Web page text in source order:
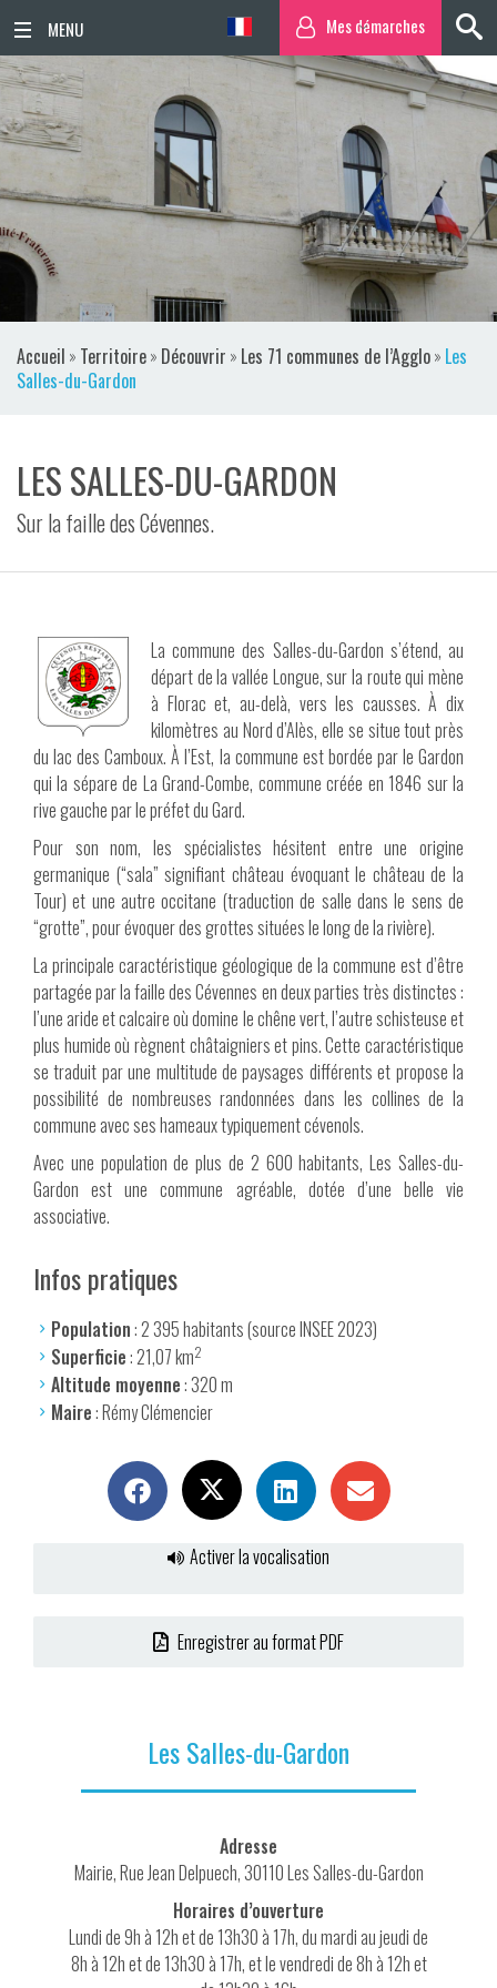
ACCUEIL
ACTUALITÉS
AGENDA
VIE QUOTIDIENNE
SORTIR / BOUGER
ESPACE PRESSE
Mes démarches
Accueil » Territoire» Découvrir » Les 71 communes de l’Agglo» Les
Salles-du-Gardon
LES SALLES-DU-GARDON
Sur la faille des Cévennes.
La commune des Salles-du-Gardon s’étend, au
départ de la vallée Longue, sur la route qui mène
à Florac et, au-delà, vers les causses. À dix
kilomètres au Nord d’Alès, elle se situe tout près
du lac des Camboux. À l’Est, la commune est bordée par le Gardon
qui la sépare de La Grand-Combe, commune créée en 1846 sur la
rive gauche par le préfet du Gard.
Pour son nom, les spécialistes hésitent entre une origine
germanique (“sala” signifiant château évoquant le château de la
Tour) et une autre occitane (traduction de salle dans le sens de
“grotte”, pour évoquer des grottes situées le long de la rivière).
La principale caractéristique géologique de la commune est d’être
partagée par la faille des Cévennes en deux parties très distinctes :
l’une aride et calcaire où domine le chêne vert, l’autre schisteuse et
plus humide où règnent châtaigniers et pins. Cette caractéristique
se traduit par une multitude de paysages différents et propose la
possibilité de nombreuses randonnées dans les collines de la
commune avec ses hameaux typiquement cévenols.
Avec une population de plus de 2 600 habitants, Les Salles-du-
Gardon est une commune agréable, dotée d’une belle vie
associative.
Infos pratiques
Population: 2 395 habitants (source INSEE 2023)
Superficie: 21,07 km2
Altitude moyenne: 320 m
Maire: Rémy Clémencier
Activer la vocalisation
Enregistrer au format PDF
Les Salles-du-Gardon
Adresse
Mairie, Rue Jean Delpuech, 30110 Les Salles-du-Gardon
Horaires d’ouverture
Lundi de 9h à 12h et de 13h30 à 17h, du mardi au jeudi de
8h à 12h et de 13h30 à 17h, et le vendredi de 8h à 12h et